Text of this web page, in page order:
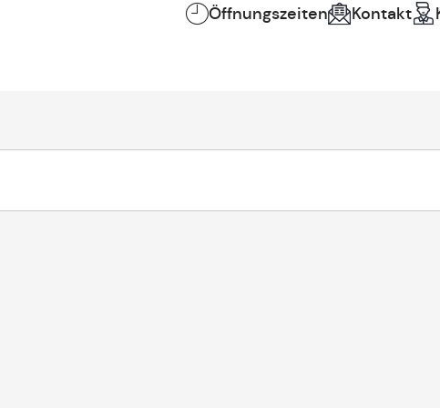
Öffnungszeiten Kontakt